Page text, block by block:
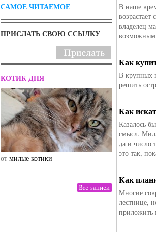
САМОЕ ЧИТАЕМОЕ
ПРИСЛАТЬ СВОЮ ССЫЛКУ
КОТИК ДНЯ
отмилые котики от
В наше
владелец
Как
В крупных
решить
Как
Казалось
смысл.
да и число
это так,
Как
Многие
лестнице,
приложить